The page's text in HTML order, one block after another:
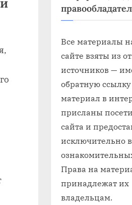
Все материалы
сайте взяты из
источников —
обратную
материал в
присланы
сайта и
исключительно в
Права на
принадлежат их
владельцам.